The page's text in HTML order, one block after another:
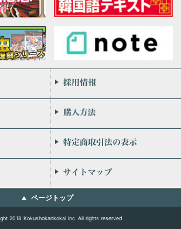
会社案内
お問い合わせ
個人情報保護方針
リンク
ページトップ
2018 Kokushokankokai Inc. All rights reserved